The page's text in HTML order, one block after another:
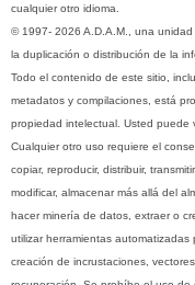
cualquier otro idioma.
© 1997- 2026 A.D.A.M., una
la duplicación o distribución de la
Todo el contenido de este sitio,
metadatos y compilaciones, está
propiedad intelectual. Usted puede
Cualquier otro uso requiere el
copiar, reproducir, distribuir,
modificar, almacenar más allá del
hacer minería de datos, extraer o
utilizar herramientas
creación de incrustaciones,